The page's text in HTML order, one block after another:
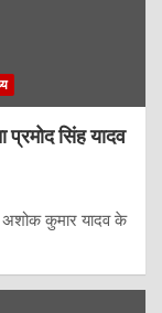
प्रमोद सिंह यादव
अशोक कुमार यादव के